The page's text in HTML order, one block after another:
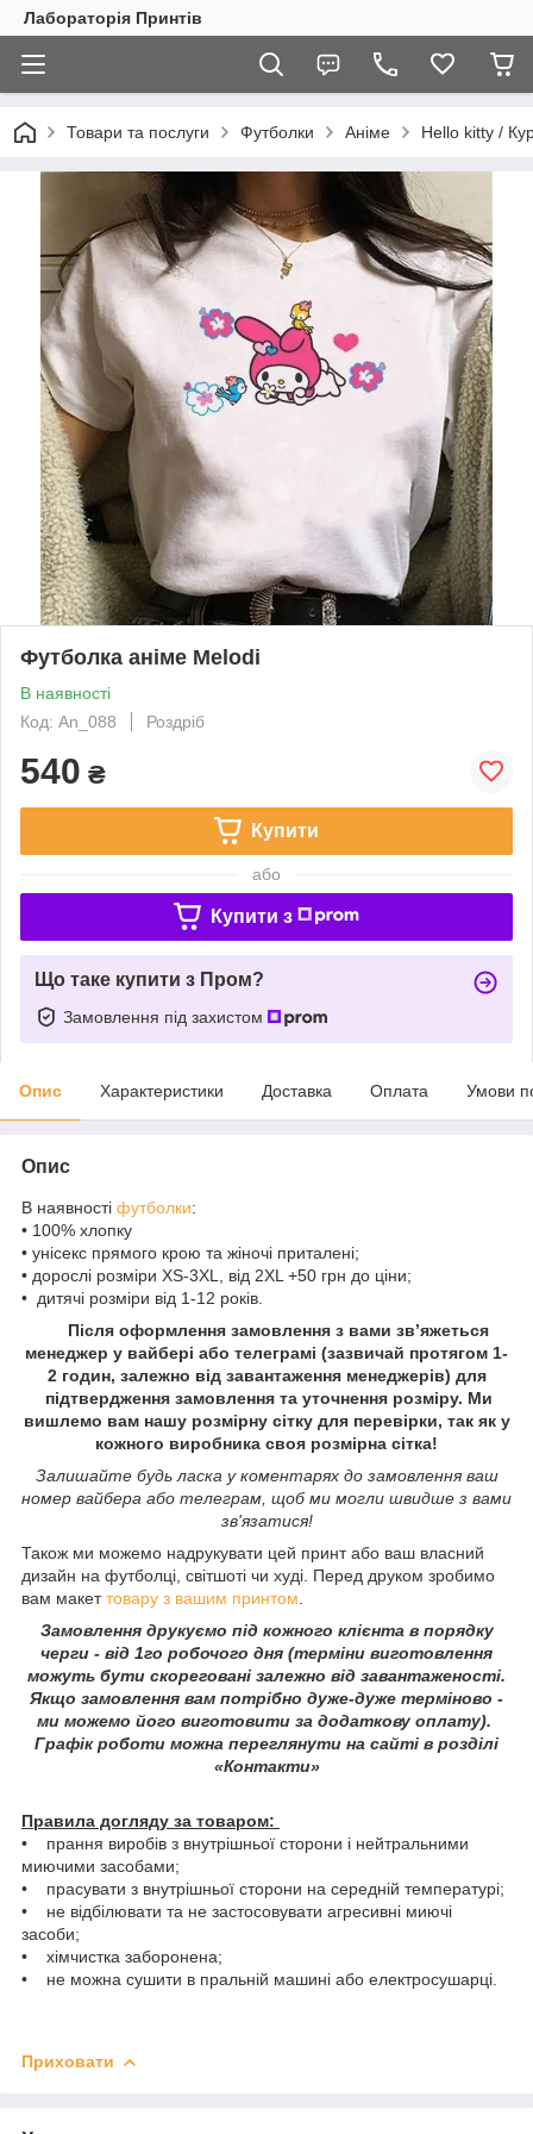
Лабораторія Принтів
Товари та послуги Футболки Аніме Hello kitty /
Футболка аніме Melodi
В наявності
Код: An_088
Роздріб
540 ₴
Купити
або
Купити з
Що таке купити з Пром?
Замовлення під захистом
Опис Характеристики Доставка Оплата Умови
Опис
В наявності футболки:
• 100% хлопку
• унісекс прямого крою та жіночі приталені;
• дорослі розміри XS-3XL, від 2XL +50 грн до ціни;
• дитячі розміри від 1-12 років.
Після оформлення замовлення з вами зв’яжеться
менеджер у вайбері або телеграмі (зазвичай протягом 1-
2 годин, залежно від завантаження менеджерів) для
підтвердження замовлення та уточнення розміру. Ми
вишлемо вам нашу розмірну сітку для перевірки, так як у
кожного виробника своя розмірна сітка!
Залишайте будь ласка у коментарях до замовлення ваш
номер вайбера або телеграм, щоб ми могли швидше з вами
зв'язатися!
Також ми можемо надрукувати цей принт або ваш власний
дизайн на футболці, світшоті чи худі. Перед друком зробимо
вам макеттовару з вашим принтом
Замовлення друкуємо під кожного клієнта в порядку
черги - від 1го робочого дня (терміни виготовлення
можуть бути скореговані залежно від завантаженості.
Якщо замовлення вам потрібно дуже-дуже терміново -
ми можемо його виготовити за додаткову оплату).
Графік роботи можна переглянути на сайті в розділі
«Контакти»
Правила догляду за товаром:
• прання виробів з внутрішньої сторони і нейтральними
миючими засобами;
• прасувати з внутрішньої сторони на середній температурі;
• не відбілювати та не застосовувати агресивні миючі
засоби;
• хімчистка заборонена;
• не можна сушити в пральній машині або електросушарці.
Приховати